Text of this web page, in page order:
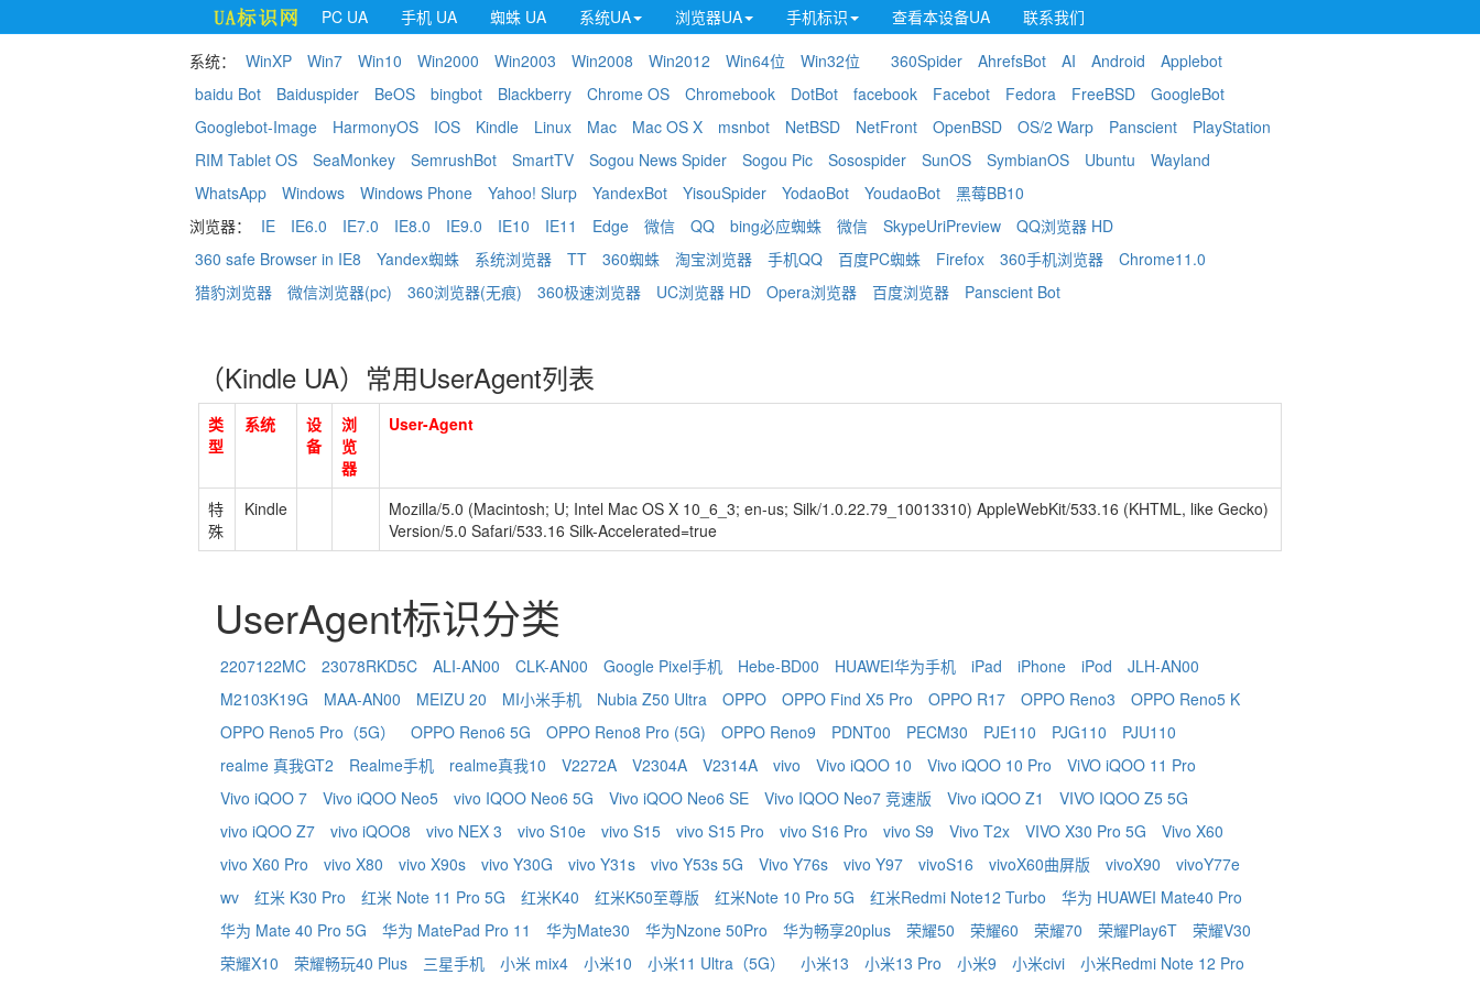
PC UA 手机 UA 蜘蛛 UA 系统UA 浏览器UA 手机标识 查看本设备UA
联系我们
系统：
WinXP Win7 Win10 Win2000 Win2003 Win2008 Win2012 Win64位 Win32位 360Spider AhrefsBot AI Android
Applebot
baidu Bot
Baiduspider BeOS bingbot Blackberry Chrome OS Chromebook DotBot facebook Facebot Fedora FreeBSD
GoogleBot
Googlebot-Image
HarmonyOS IOS Kindle Linux Mac Mac OS X msnbot NetBSD NetFront OpenBSD OS/2 Warp Panscient
PlayStation
RIM Tablet OS
SeaMonkey SemrushBot SmartTV Sogou News Spider Sogou Pic Sosospider SunOS SymbianOS Ubuntu
Wayland
WhatsApp
Windows Windows Phone Yahoo! Slurp YandexBot YisouSpider YodaoBot YoudaoBot
黑莓BB10
浏览器：
IE IE6.0 IE7.0 IE8.0 IE9.0 IE10 IE11 Edge 微信 QQ bing必应蜘蛛 微信 SkypeUriPreview
QQ浏览器 HD
360 safe Browser in IE8
Yandex蜘蛛 系统浏览器 TT 360蜘蛛 淘宝浏览器 手机QQ 百度PC蜘蛛 Firefox 360手机浏览器
Chrome11.0
猎豹浏览器
微信浏览器(pc) 360浏览器(无痕) 360极速浏览器 UC浏览器 HD Opera浏览器 百度浏览器 Panscient Bot
（Kindle UA）常用UserAgent列表
类
型
系统
设
备
浏
览
器
User-Agent
特
殊
Kindle
Mozilla/5.0 (Macintosh; U; Intel Mac OS X 10_6_3; en-us; Silk/1.0.22.79_10013310) AppleWebKit/533.16 (KHTML, like Gecko)
Version/5.0 Safari/533.16 Silk-Accelerated=true
UserAgent标识分类
2207122MC 23078RKD5C ALI-AN00 CLK-AN00 Google Pixel手机 Hebe-BD00 HUAWEI华为手机 iPad iPhone iPod
JLH-AN00
M2103K19G
MAA-AN00 MEIZU 20 MI小米手机 Nubia Z50 Ultra OPPO OPPO Find X5 Pro OPPO R17 OPPO Reno3
OPPO Reno5 K
OPPO Reno5 Pro（5G）
OPPO Reno6 5G OPPO Reno8 Pro (5G) OPPO Reno9 PDNT00 PECM30 PJE110 PJG110
PJU110
realme 真我GT2
Realme手机 realme真我10 V2272A V2304A V2314A vivo Vivo iQOO 10 Vivo iQOO 10 Pro
ViVO iQOO 11 Pro
Vivo iQOO 7
Vivo iQOO Neo5 vivo IQOO Neo6 5G Vivo iQOO Neo6 SE Vivo IQOO Neo7 竞速版 Vivo iQOO Z1
VIVO IQOO Z5 5G
vivo iQOO Z7
vivo iQOO8 vivo NEX 3 vivo S10e vivo S15 vivo S15 Pro vivo S16 Pro vivo S9 Vivo T2x VIVO X30 Pro 5G
Vivo X60
vivo X60 Pro
vivo X80 vivo X90s vivo Y30G vivo Y31s vivo Y53s 5G Vivo Y76s vivo Y97 vivoS16 vivoX60曲屏版 vivoX90
vivoY77e
wv
红米 K30 Pro 红米 Note 11 Pro 5G 红米K40 红米K50至尊版 红米Note 10 Pro 5G 红米Redmi Note12 Turbo
华为 HUAWEI Mate40 Pro
华为 Mate 40 Pro 5G
华为 MatePad Pro 11 华为Mate30 华为Nzone 50Pro 华为畅享20plus 荣耀50 荣耀60 荣耀70 荣耀Play6T
荣耀V30
荣耀X10
荣耀畅玩40 Plus 三星手机 小米 mix4 小米10 小米11 Ultra（5G） 小米13 小米13 Pro 小米9 小米civi
小米Redmi Note 12 Pro